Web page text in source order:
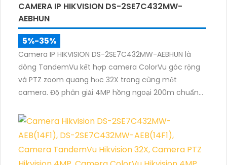
CAMERA IP HIKVISION DS-2SE7C432MW-
AEBHUN
5%-35%
Camera IP HIKVISION DS-2SE7C432MW-AEBHUN là
dòng TandemVu kết hợp camera ColorVu góc rộng
và PTZ zoom quang học 32X trong cùng một
camera. Độ phân giải 4MP hồng ngoại 200m chuẩn
giúp giám sát khu vực rộng với hình ảnh rõ nét cả
ngày và đêm.